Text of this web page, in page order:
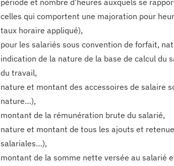
période et nombre d’heures auxquels se
celles qui comportent une majoration pour
taux horaire appliqué),
pour les salariés sous convention de forfait,
indication de la nature de la base de calcul du
du travail,
nature et montant des accessoires de salaire
nature…),
montant de la rémunération brute du salarié,
nature et montant de tous les ajouts et
salariales…),
montant de la somme nette versée au salarié